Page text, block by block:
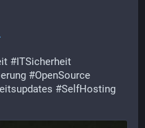
#ITSicherheit
#OpenSource
#SelfHosting